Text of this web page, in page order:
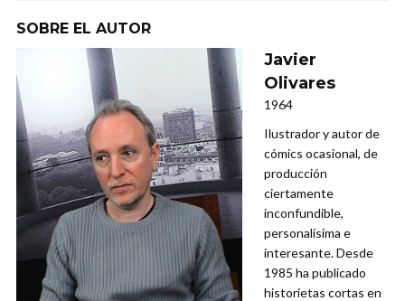
SOBRE EL AUTOR
Javier
Olivares
1964
Ilustrador y autor de
cómics ocasional, de
producción
ciertamente
inconfundible,
personalísima e
interesante. Desde
1985 ha publicado
historietas cortas en